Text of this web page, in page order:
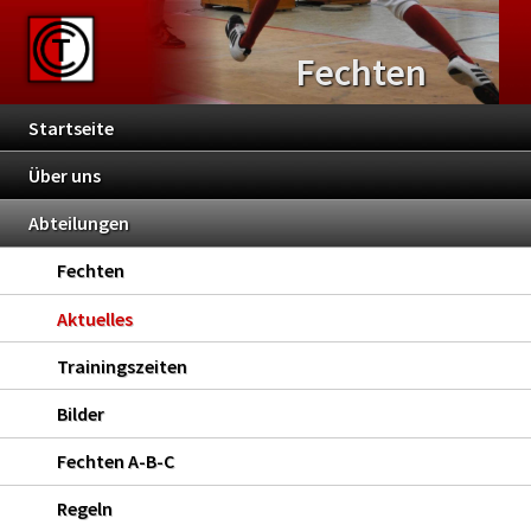
Fechten
Startseite
Über uns
Abteilungen
Fechten
Aktuelles
Trainingszeiten
Bilder
Fechten A-B-C
Regeln